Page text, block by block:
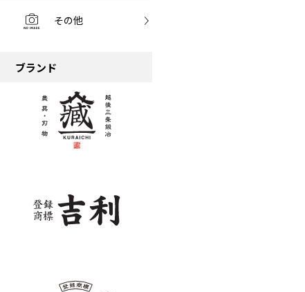
その他
ブランド